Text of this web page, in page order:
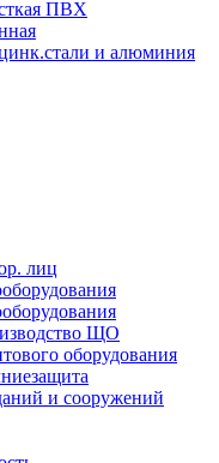
ПВХ
и алюминия
лиц
ЩО
оборудования
и сооружений